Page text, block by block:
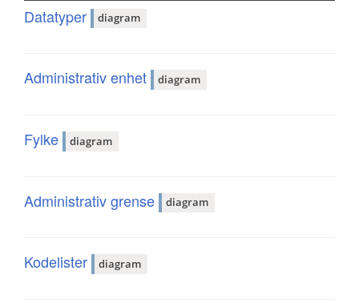
Datatyper diagram
Administrativ enhet diagram
Fylke diagram
Administrativ grense diagram
Kodelister diagram